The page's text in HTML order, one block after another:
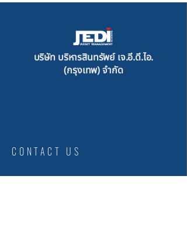
บริษัท บริหารสินทรัพย์ เจ.อี.ดี.ไอ.
(กรุงเทพ) จำกัด
CONTACT US